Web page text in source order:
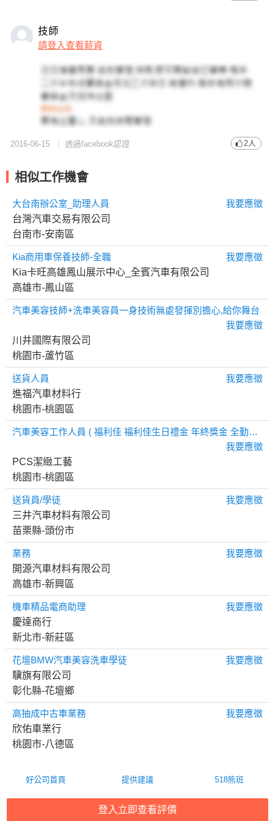
技師
請登入查看薪資
2016-06-15 透過facebook認證 2人
登入立即查看評價
相似工作機會
大台南辦公室_助理人員
我要應徵
台灣汽車交易有限公司
台南市-安南區
Kia商用車保養技師-全職
我要應徵
Kia卡旺高雄鳳山展示中心_全賓汽車有限公司
高雄市-鳳山區
汽車美容技師+洗車美容員一身技術無處發揮別擔心,給你舞台
我要應徵
川井國際有限公司
桃園市-蘆竹區
送貨人員
我要應徵
進福汽車材料行
桃園市-桃園區
汽車美容工作人員 ( 福利佳 福利佳生日禮金 年終獎金 全勤津貼 伙食津貼
我要應徵
PCS潔緻工藝
桃園市-桃園區
送貨員/學徒
我要應徵
三井汽車材料有限公司
苗栗縣-頭份市
業務
我要應徵
開源汽車材料有限公司
高雄市-新興區
機車精品電商助理
我要應徵
慶達商行
新北市-新莊區
花壇BMW汽車美容洗車學徒
我要應徵
驥旗有限公司
彰化縣-花壇鄉
高抽成中古車業務
我要應徵
欣佑車業行
桃園市-八德區
好公司首頁 提供建議 518熊班
Copyright © 2026 by Addcn Technology Co.,Ltd.
All Rights reserved.